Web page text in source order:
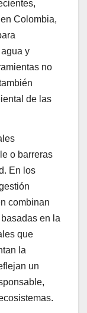
Colombia,
y
no
de las
o barreras
En los
combinan
en la
que
la
un